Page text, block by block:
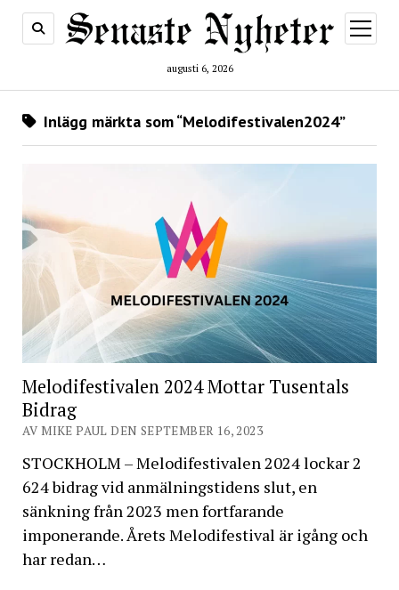
augusti 6, 2026
öppna
meny
Inlägg märkta som “Melodifestivalen2024”
Melodifestivalen 2024 Mottar Tusentals
Bidrag
AV MIKE PAUL DEN SEPTEMBER 16, 2023
STOCKHOLM – Melodifestivalen 2024 lockar 2
624 bidrag vid anmälningstidens slut, en
sänkning från 2023 men fortfarande
imponerande. Årets Melodifestival är igång och
har redan…